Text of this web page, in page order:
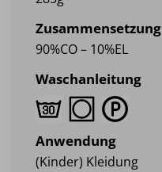
Zusammensetzung
90%CO – 10%EL
Waschanleitung
Anwendung
(Kinder) Kleidung